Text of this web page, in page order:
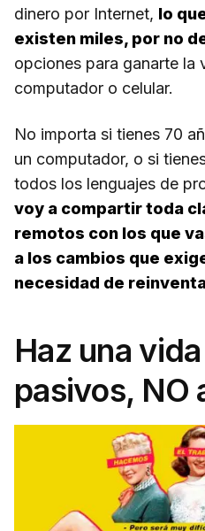
dinero por Internet, lo
existen miles, por no
opciones para ganarte la
computador o celular.
No importa si tienes 70
un computador, o si
todos los lenguajes de
voy a compartir toda
remotos con los que
a los cambios que
necesidad de
Haz una
pasivos, NO